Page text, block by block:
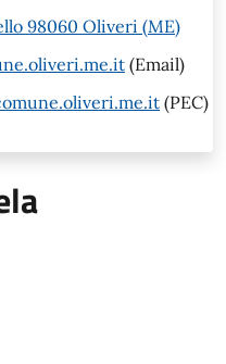
98060 Oliveri (ME)
(Email)
(PEC)